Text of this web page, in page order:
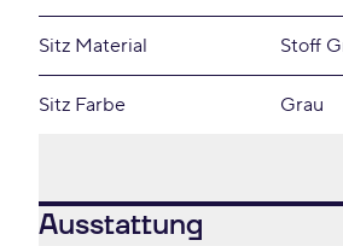
Sitz Material Stoff
Sitz Farbe Grau
Ausstattung